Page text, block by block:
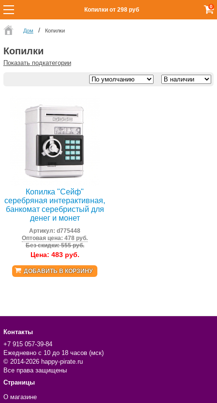
Дом Копилки
Копилки
Показать подкатегории
Копилка "Сейф"
серебряная интерактивная,
банкомат серебристый для
денег и монет
Артикул:d775448
Оптовая цена: 478 руб.
Без скидки: 555 руб.
Цена: 483руб.
ДОБАВИТЬ В КОРЗИНУ
Контакты
+7 915 057-39-84
Ежедневно с 10 до 18 часов (мск)
© 2014-2026 happy-pirate.ru
Все права защищены
Страницы
О магазине
Копилки от 298 руб 0